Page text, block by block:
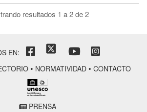
resultados 1 a 2 de 2
EN:
• NORMATIVIDAD • CONTACTO
PRENSA